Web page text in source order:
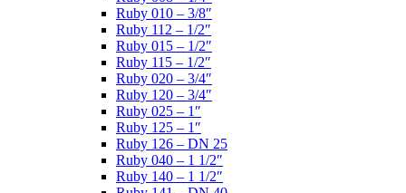
Ruby 010 – 3/8″
Ruby 112 – 1/2″
Ruby 015 – 1/2″
Ruby 115 – 1/2″
Ruby 020 – 3/4″
Ruby 120 – 3/4″
Ruby 025 – 1″
Ruby 125 – 1″
Ruby 126 – DN 25
Ruby 040 – 1 1/2″
Ruby 140 – 1 1/2″